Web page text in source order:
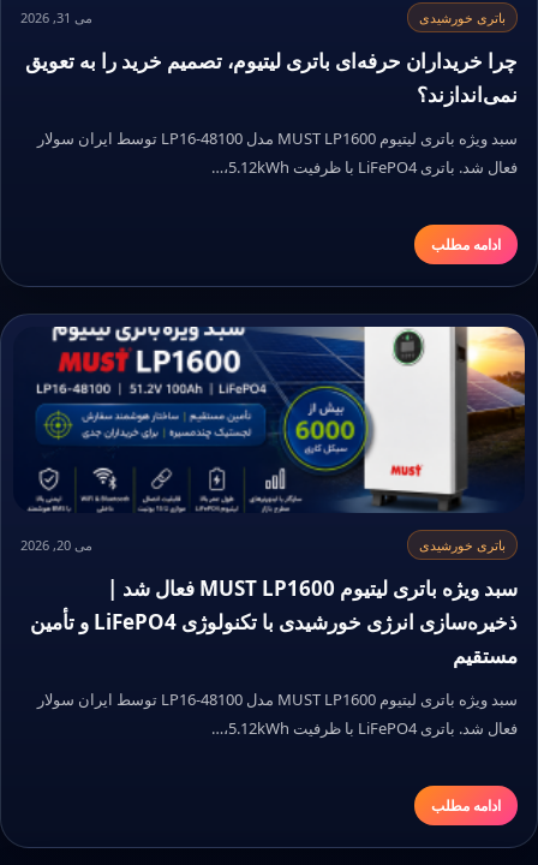
باتری خورشیدی می 31, 2026
چرا خریداران حرفه‌ای باتری لیتیوم، تصمیم خرید را به تعویق
نمی‌اندازند؟
سبد ویژه باتری لیتیوم MUST LP1600 مدل LP16-48100 توسط ایران سولار
فعال شد. باتری LiFePO4 با ظرفیت 5.12kWh،…
ادامه مطلب
باتری خورشیدی می 20, 2026
سبد ویژه باتری لیتیوم MUST LP1600 فعال شد |
ذخیره‌سازی انرژی خورشیدی با تکنولوژی LiFePO4 و تأمین
مستقیم
سبد ویژه باتری لیتیوم MUST LP1600 مدل LP16-48100 توسط ایران سولار
فعال شد. باتری LiFePO4 با ظرفیت 5.12kWh،…
ادامه مطلب